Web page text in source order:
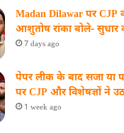
Madan Dilawar पर CJP
आशुतोष रांका बोले- सुधार
7 days ago
पेपर लीक के बाद सजा या
पर CJP और विशेषज्ञों ने
1 week ago